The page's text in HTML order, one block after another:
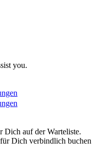
you.
Dich auf der Warteliste.
Dich verbindlich buchen